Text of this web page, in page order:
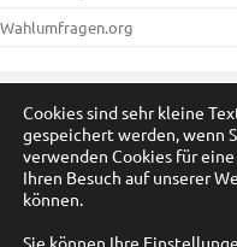
Wahlumfragen.org
Anmelden
Eintrags-Feed
Cookies sind sehr kleine
gespeichert werden, wenn
verwenden Cookies für
Ihren Besuch auf unserer
können.
Sie können Ihre